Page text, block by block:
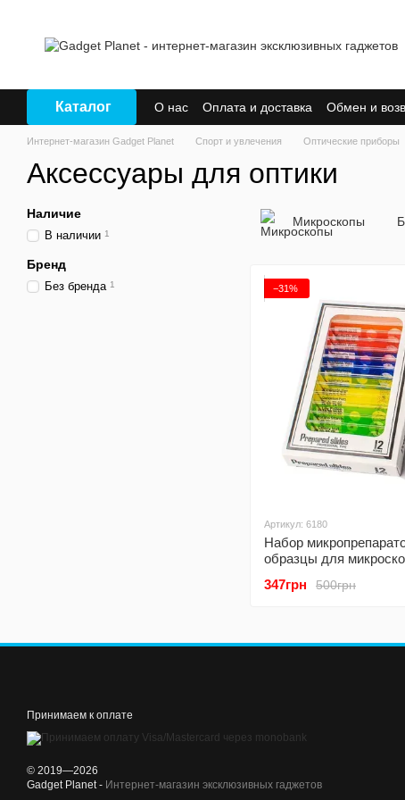
Каталог О нас Оплата и доставка Обмен и
Интернет-магазин Gadget Planet Спорт и увлечения Оптические приборы
Аксессуары для оптики
Микроскопы
−31%
Артикул: 6180
Набор
образцы для
500грн
347грн
Наличие
В наличии 1
Бренд
Без бренда 1
Принимаем к оплате
© 2019—2026
Gadget Planet - Интернет-магазин эксклюзивных гаджетов